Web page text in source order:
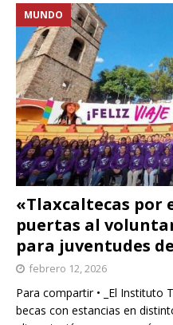
«Tlaxcaltecas por
puertas al
para juventudes
MUNDO
febrero 12, 2026
Para compartir • _El Instituto
becas con estancias en